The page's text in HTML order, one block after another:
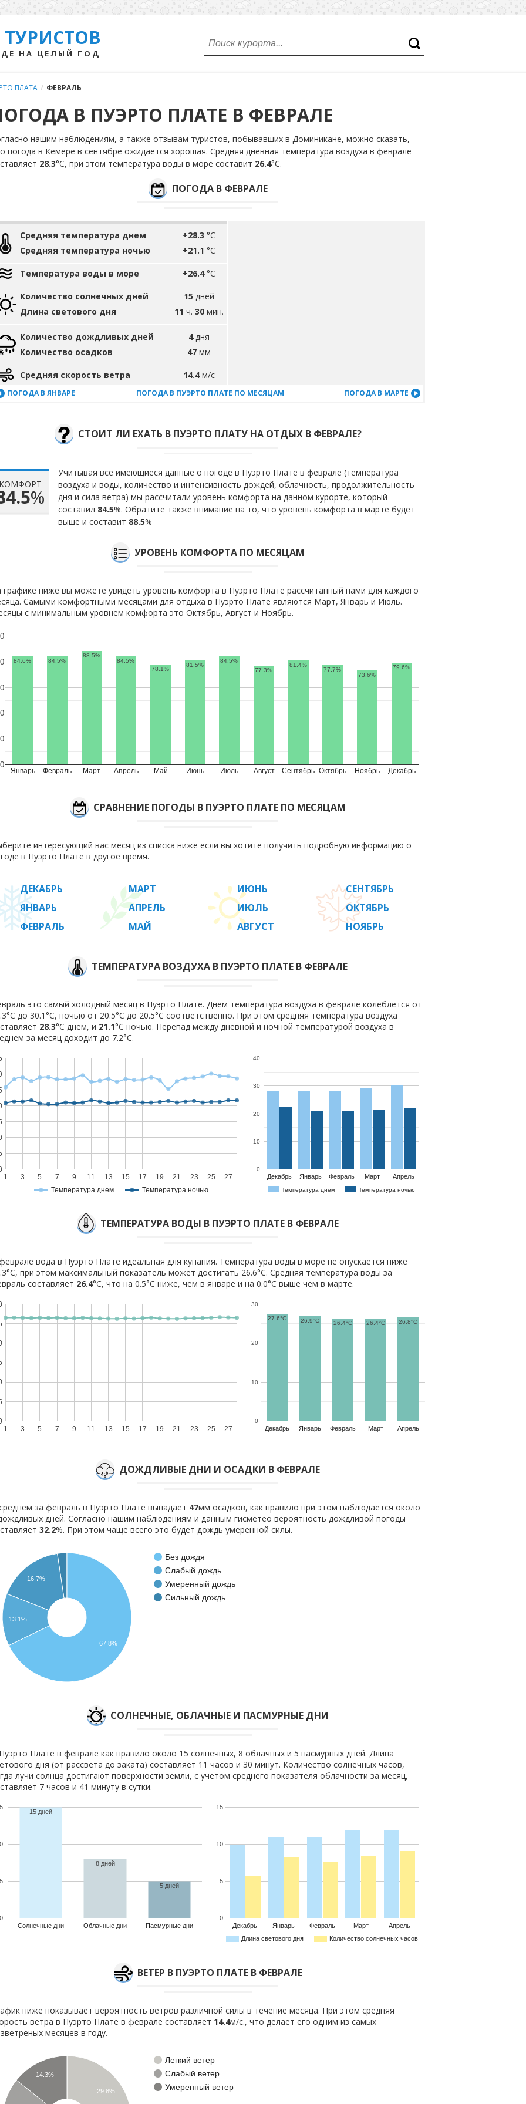
НА ЦЕЛЫЙ ГОД
ПЛАТА / ФЕВРАЛЬ
В ПУЭРТО ПЛАТЕ В ФЕВРАЛЕ
нашим наблюдениям, а также отзывам туристов, побывавших в Доминикане, можно сказать,
погода в Кемере в сентябре ожидается хорошая. Средняя дневная температура воздуха в феврале
28.3°С, при этом температура воды в море составит 26.4°С.
ПОГОДА В ФЕВРАЛЕ
Средняя температура днем
Средняя температура ночью
+28.3 °C
+21.1 °C
Температура воды в море +26.4°C
Количество солнечных дней
Длина светового дня
15 дней
11 ч. 30 мин.
Количество дождливых дней
Количество осадков
4дня
47 мм
Средняя скорость ветра 14.4м/с
ПОГОДА В ЯНВАРЕ ПОГОДА В ПУЭРТО ПЛАТЕ ПО МЕСЯЦАМ ПОГОДА В МАРТЕ
СТОИТ ЛИ ЕХАТЬ В ПУЭРТО ПЛАТУ НА ОТДЫХ В ФЕВРАЛЕ?
КОМФОРТ
%
Учитывая все имеющиеся данные о погоде в Пуэрто Плате в феврале (температура
воздуха и воды, количество и интенсивность дождей, облачность, продолжительность
дня и сила ветра) мы рассчитали уровень комфорта на данном курорте, который
составил 84.5%. Обратите также внимание на то, что уровень комфорта в марте будет
выше и составит 88.5%
УРОВЕНЬ КОМФОРТА ПО МЕСЯЦАМ
графике ниже вы можете увидеть уровень комфорта в Пуэрто Плате рассчитанный нами для каждого
Самыми комфортными месяцами для отдыха в Пуэрто Плате являются Март, Январь и Июль.
с минимальным уровнем комфорта это Октябрь, Август и Ноябрь.
Январь Февраль Март Апрель Май Июнь Июль Август Сентябрь Октябрь Ноябрь Декабрь
0
84.6% 84.5%
88.5%
84.5%
78.1%
81.5%
84.5%
77.3%
81.4%
77.7%
73.6%
79.6%
СРАВНЕНИЕ ПОГОДЫ В ПУЭРТО ПЛАТЕ ПО МЕСЯЦАМ
интересующий вас месяц из списка ниже если вы хотите получить подробную информацию о
в Пуэрто Плате в другое время.
ДЕКАБРЬ
ЯНВАРЬ
ФЕВРАЛЬ
МАРТ
АПРЕЛЬ
МАЙ
ИЮНЬ
ИЮЛЬ
АВГУСТ
СЕНТЯБРЬ
ОКТЯБРЬ
НОЯБРЬ
ТЕМПЕРАТУРА ВОЗДУХА В ПУЭРТО ПЛАТЕ В ФЕВРАЛЕ
это самый холодный месяц в Пуэрто Плате. Днем температура воздуха в феврале колеблется от
до 30.1°C, ночью от 20.5°C до 20.5°C соответственно. При этом средняя температура воздуха
28.3°C днем, и 21.1°C ночью. Перепад между дневной и ночной температурой воздуха в
за месяц доходит до 7.2°С.
Температура днем Температура ночью
1 3 5 7 9 11 13 15 17 19 21 23 25 27
Температура днем Температура ночью
Декабрь Январь Февраль Март Апрель
0
10
20
30
40
ТЕМПЕРАТУРА ВОДЫ В ПУЭРТО ПЛАТЕ В ФЕВРАЛЕ
вода в Пуэрто Плате идеальная для купания. Температура воды в море не опускается ниже
при этом максимальный показатель может достигать 26.6°C. Средняя температура воды за
составляет 26.4°C, что на 0.5°C ниже, чем в январе и на 0.0°C выше чем в марте.
1 3 5 7 9 11 13 15 17 19 21 23 25 27 Декабрь Январь Февраль Март Апрель
0
10
20
30
27.6°C 26.9°C 26.4°C 26.4°C 26.8°C
ДОЖДЛИВЫЕ ДНИ И ОСАДКИ В ФЕВРАЛЕ
за февраль в Пуэрто Плате выпадает 47мм осадков, как правило при этом наблюдается около
дней. Согласно нашим наблюдениям и данным гисметео вероятность дождливой погоды
32.2%. При этом чаще всего это будет дождь умеренной силы.
Без дождя
Слабый дождь
Умеренный дождь
Сильный дождь
16.7%
13.1%
67.8%
CОЛНЕЧНЫЕ, ОБЛАЧНЫЕ И ПАСМУРНЫЕ ДНИ
Плате в феврале как правило около 15 солнечных, 8 облачных и 5 пасмурных дней. Длина
дня (от рассвета до заката) составляет 11 часов и 30 минут. Количество солнечных часов,
лучи солнца достигают поверхности земли, с учетом среднего показателя облачности за месяц,
7 часов и 41 минуту в сутки.
Солнечные дни Облачные дни Пасмурные дни
0
5
15 дней
8 дней
5 дней
Длина светового дня Количество солнечных часов
Декабрь Январь Февраль Март Апрель
0
5
10
15
ВЕТЕР В ПУЭРТО ПЛАТЕ В ФЕВРАЛЕ
ниже показывает вероятность ветров различной силы в течение месяца. При этом средняя
ветра в Пуэрто Плате в феврале составляет 14.4м/с., что делает его одним из самых
месяцев в году.
Легкий ветер
Слабый ветер
Умеренный ветер
29.8%
14.3%